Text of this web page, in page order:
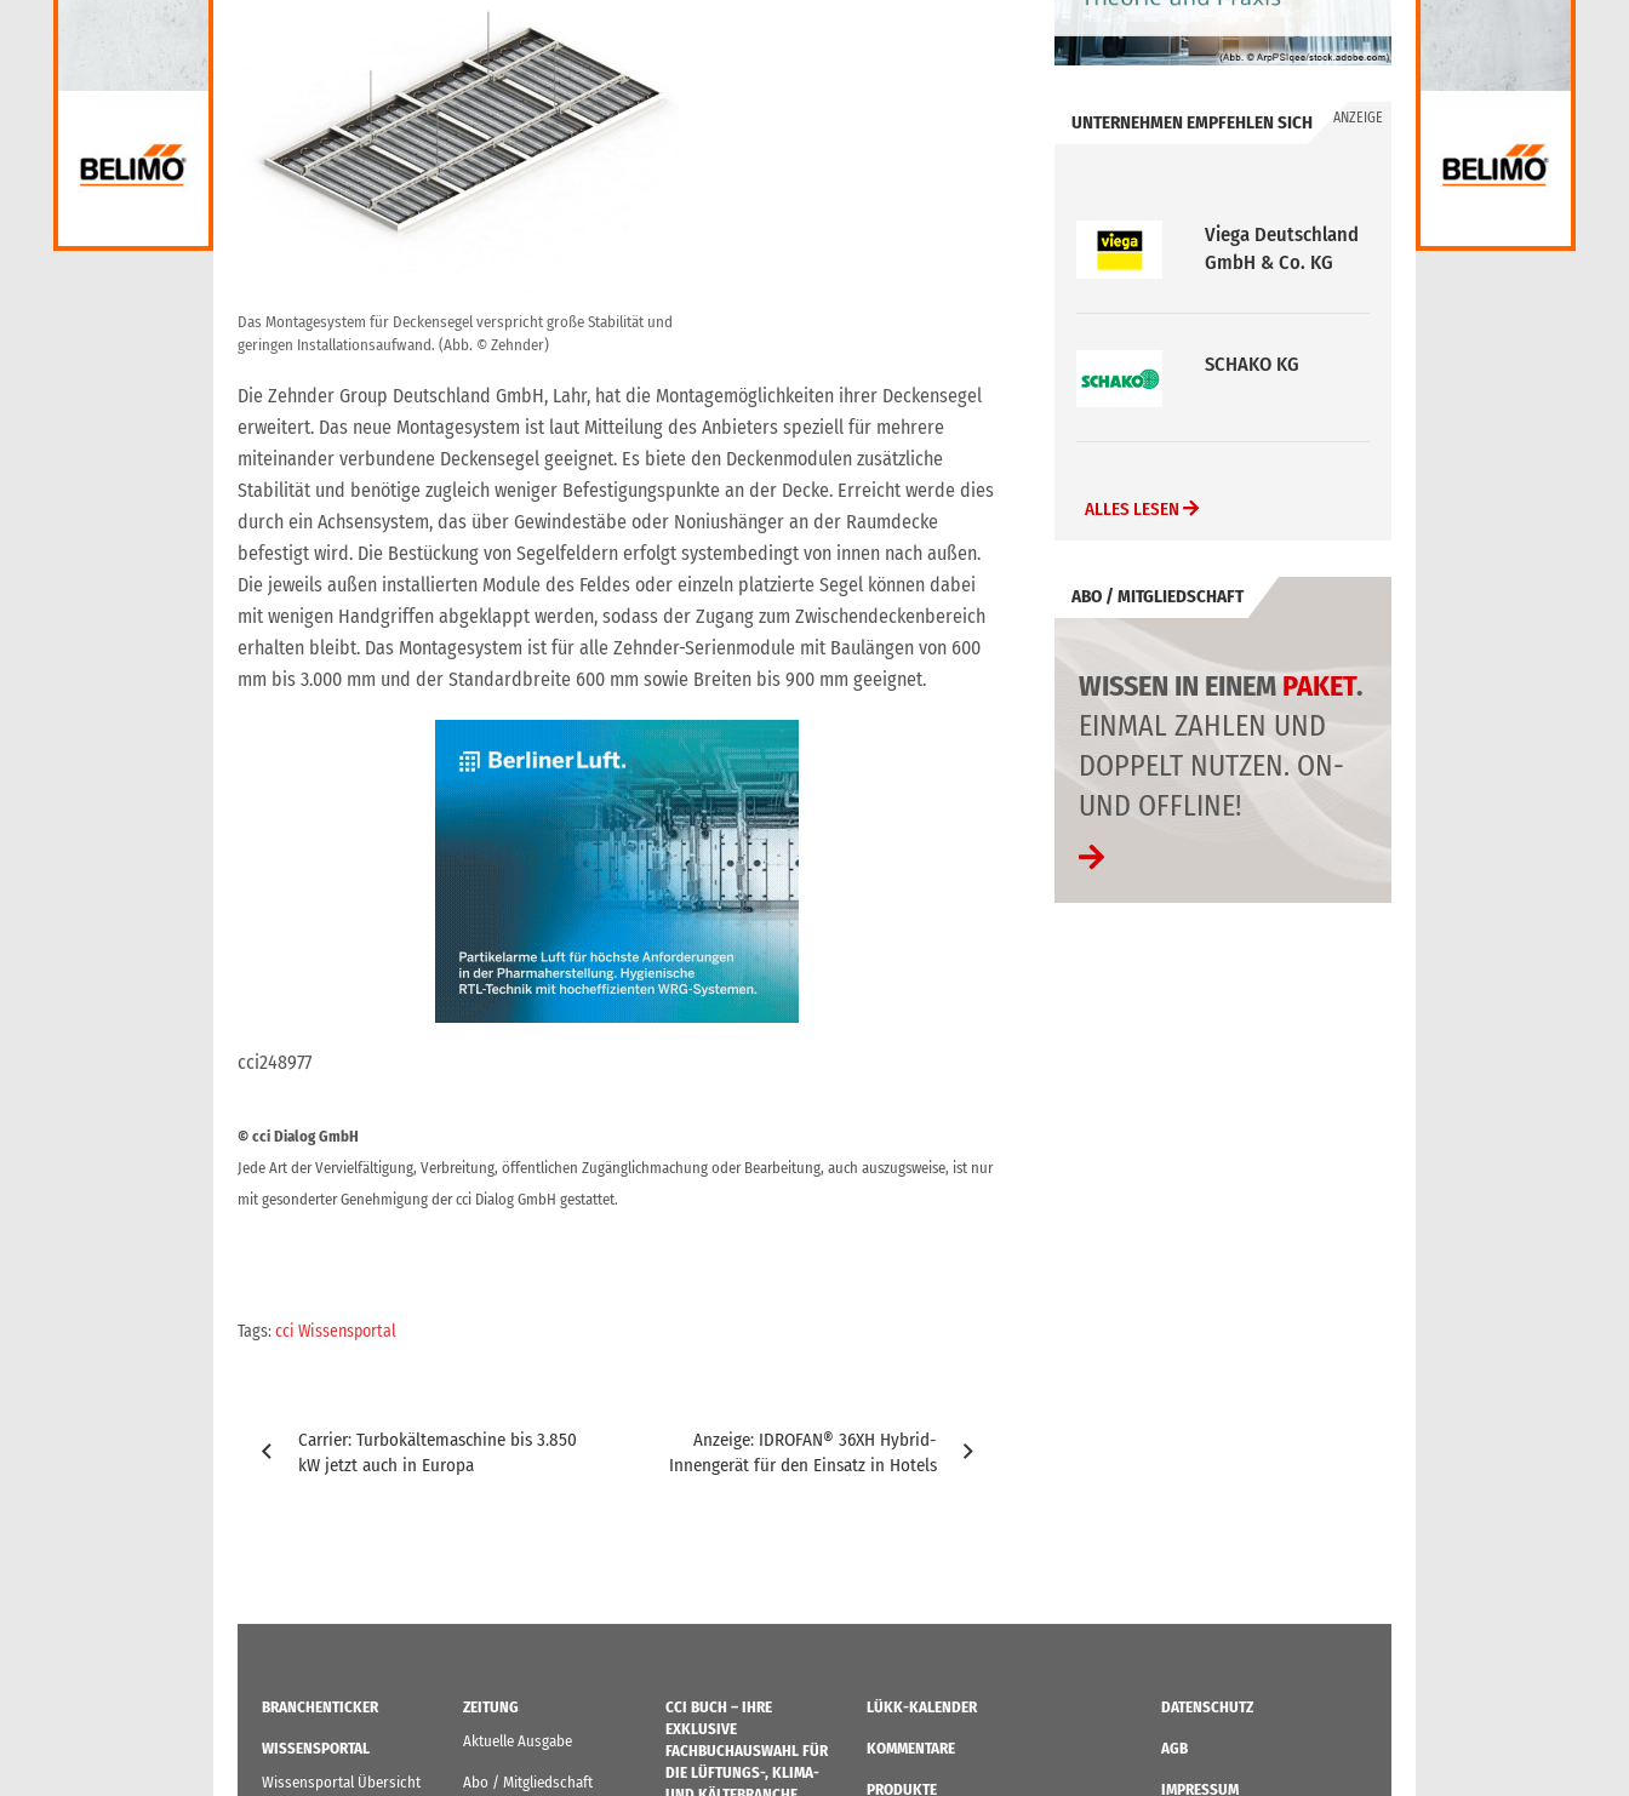
Das Montagesystem für Deckensegel verspricht große Stabilität und
geringen Installationsaufwand. (Abb. © Zehnder)
Die Zehnder Group Deutschland GmbH, Lahr, hat die Montagemöglichkeiten ihrer Deckensegel
erweitert. Das neue Montagesystem ist laut Mitteilung des Anbieters speziell für mehrere
miteinander verbundene Deckensegel geeignet. Es biete den Deckenmodulen zusätzliche
Stabilität und benötige zugleich weniger Befestigungspunkte an der Decke. Erreicht werde dies
durch ein Achsensystem, das über Gewindestäbe oder Noniushänger an der Raumdecke
befestigt wird. Die Bestückung von Segelfeldern erfolgt systembedingt von innen nach außen.
Die jeweils außen installierten Module des Feldes oder einzeln platzierte Segel können dabei
mit wenigen Handgriffen abgeklappt werden, sodass der Zugang zum Zwischendeckenbereich
erhalten bleibt. Das Montagesystem ist für alle Zehnder-Serienmodule mit Baulängen von 600
mm bis 3.000 mm und der Standardbreite 600 mm sowie Breiten bis 900 mm geeignet.
cci248977
© cci Dialog GmbH
Jede Art der Vervielfältigung, Verbreitung, öffentlichen Zugänglichmachung oder Bearbeitung, auch auszugsweise, ist nur
mit gesonderter Genehmigung der cci Dialog GmbH gestattet.
Tags:cci Wissensportal
Carrier: Turbokältemaschine bis 3.850
kW jetzt auch in Europa
Anzeige: IDROFAN® 36XH Hybrid-
Innengerät für den Einsatz in Hotels
UNTERNEHMEN EMPFEHLEN SICH ANZEIGE
Viega Deutschland
GmbH & Co. KG
SCHAKO KG
ALLES LESEN
ABO / MITGLIEDSCHAFT
WISSEN IN EINEM PAKET.
EINMAL ZAHLEN UND
DOPPELT NUTZEN. ON-
UND OFFLINE!
BRANCHENTICKER
WISSENSPORTAL
Wissensportal Übersicht
ZEITUNG
Aktuelle Ausgabe
Abo / Mitgliedschaft
CCI BUCH – IHRE
EXKLUSIVE
FACHBUCHAUSWAHL FÜR
DIE LÜFTUNGS-, KLIMA-
LÜKK-KALENDER
KOMMENTARE
PRODUKTE
DATENSCHUTZ
AGB
IMPRESSUM